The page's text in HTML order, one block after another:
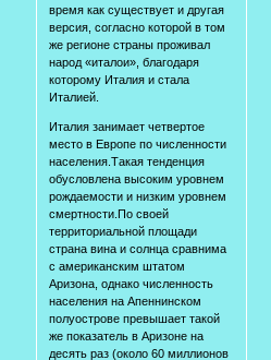
время как существует и другая
версия, согласно которой в том
же регионе страны проживал
народ «италои», благодаря
которому Италия и стала
Италией.
Италия занимает четвертое
место в Европе по численности
населения.Такая тенденция
обусловлена высоким уровнем
рождаемости и низким уровнем
смертности.По своей
территориальной площади
страна вина и солнца сравнима
с американским штатом
Аризона, однако численность
населения на Апеннинском
полуострове превышает такой
же показатель в Аризоне на
десять раз (около 60 миллионов